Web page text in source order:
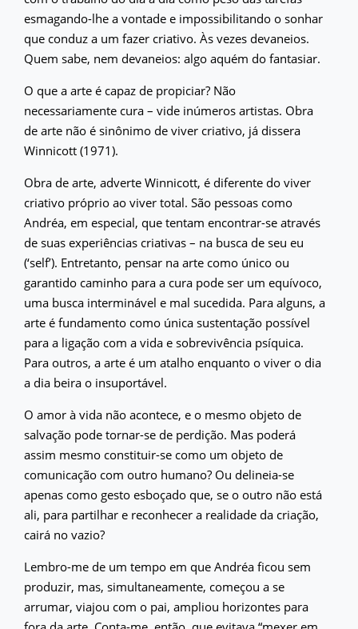
esmagando-lhe a vontade e impossibilitando o sonhar
que conduz a um fazer criativo. Às vezes devaneios.
Quem sabe, nem devaneios: algo aquém do fantasiar.
O que a arte é capaz de propiciar? Não
necessariamente cura – vide inúmeros artistas. Obra
de arte não é sinônimo de viver criativo, já dissera
Winnicott (1971).
Obra de arte, adverte Winnicott, é diferente do viver
criativo próprio ao viver total. São pessoas como
Andréa, em especial, que tentam encontrar-se através
de suas experiências criativas – na busca de seu eu
(‘self’). Entretanto, pensar na arte como único ou
garantido caminho para a cura pode ser um equívoco,
uma busca interminável e mal sucedida. Para alguns, a
arte é fundamento como única sustentação possível
para a ligação com a vida e sobrevivência psíquica.
Para outros, a arte é um atalho enquanto o viver o dia
a dia beira o insuportável.
O amor à vida não acontece, e o mesmo objeto de
salvação pode tornar-se de perdição. Mas poderá
assim mesmo constituir-se como um objeto de
comunicação com outro humano? Ou delineia-se
apenas como gesto esboçado que, se o outro não está
ali, para partilhar e reconhecer a realidade da criação,
cairá no vazio?
Lembro-me de um tempo em que Andréa ficou sem
produzir, mas, simultaneamente, começou a se
arrumar, viajou com o pai, ampliou horizontes para